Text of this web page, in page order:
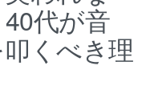
代が音
くべき理